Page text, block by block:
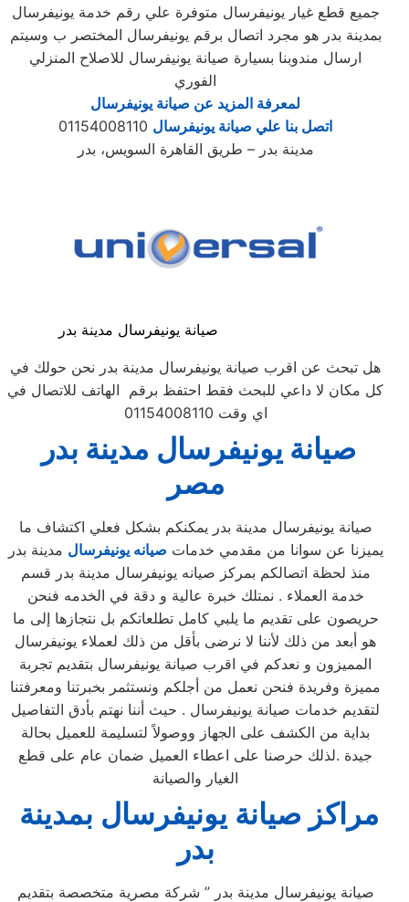
جميع قطع غيار يونيفرسال متوفرة علي رقم خدمة يونيفرسال
بمدينة بدر هو مجرد اتصال برقم يونيفرسال المختصر ب وسيتم
ارسال مندوبنا بسيارة صيانة يونيفرسال للاصلاح المنزلي
الفوري
لمعرفة المزيد عن صيانة يونيفرسال
اتصل بنا علي صيانة يونيفرسال
مدينة بدر – طريق القاهرة السويس، بدر
صيانة يونيفرسال مدينة بدر
هل تبحث عن اقرب صيانة يونيفرسال مدينة بدر نحن حولك في
كل مكان لا داعي للبحث فقط احتفظ برقم الهاتف للاتصال في
اي وقت 01154008110
صيانة يونيفرسال مدينة بدر
مصر
صيانة يونيفرسال مدينة بدر يمكنكم بشكل فعلي اكتشاف ما
يميزنا عن سوانا من مقدمي خدمات صيانه يونيفرسال مدينة بدر
منذ لحظة اتصالكم بمركز صيانه يونيفرسال مدينة بدر قسم
خدمة العملاء . نمتلك خبرة عالية و دقة في الخدمه فنحن
حريصون على تقديم ما يلبي كامل تطلعاتكم بل نتجازها إلى ما
هو أبعد من ذلك لأننا لا نرضى بأقل من ذلك لعملاء يونيفرسال
المميزون و نعدكم في اقرب صيانة يونيفرسال بتقديم تجربة
مميزة وفريدة فنحن نعمل من أجلكم ونستثمر بخبرتنا ومعرفتنا
لتقديم خدمات صيانة يونيفرسال . حيث أننا نهتم بأدق التفاصيل
بداية من الكشف على الجهاز ووصولاً لتسليمة للعميل بحالة
جيدة .لذلك حرصنا على اعطاء العميل ضمان عام على قطع
الغيار والصيانة
بدر
صيانة يونيفرسال مدينة بدر ” شركة مصرية متخصصة بتقديم